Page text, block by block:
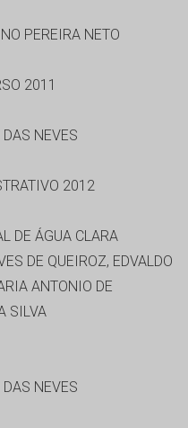
PEREIRA NETO
2011
NEVES
2012
DE ÁGUA CLARA
DE QUEIROZ, EDVALDO
ANTONIO DE
SILVA
NEVES